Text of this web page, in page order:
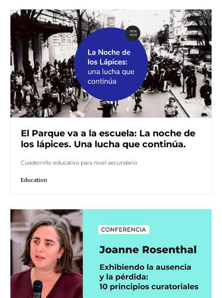
El Parque va a la escuela: La noche de
los lápices. Una lucha que continúa.
Cuadernillo educativo para nivel secundario
Education